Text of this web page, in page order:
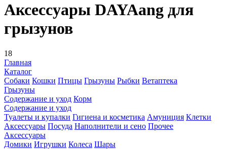
Аксессуары DAYAang для
грызунов
18
Главная
Каталог
Собаки Кошки Птицы Грызуны Рыбки Ветаптека
Грызуны
Содержание и уход Корм
Содержание и уход
Туалеты и купалки Гигиена и косметика Амуниция Клетки
Аксессуары Посуда Наполнители и сено Прочее
Аксессуары
Домики Игрушки Колеса Шары